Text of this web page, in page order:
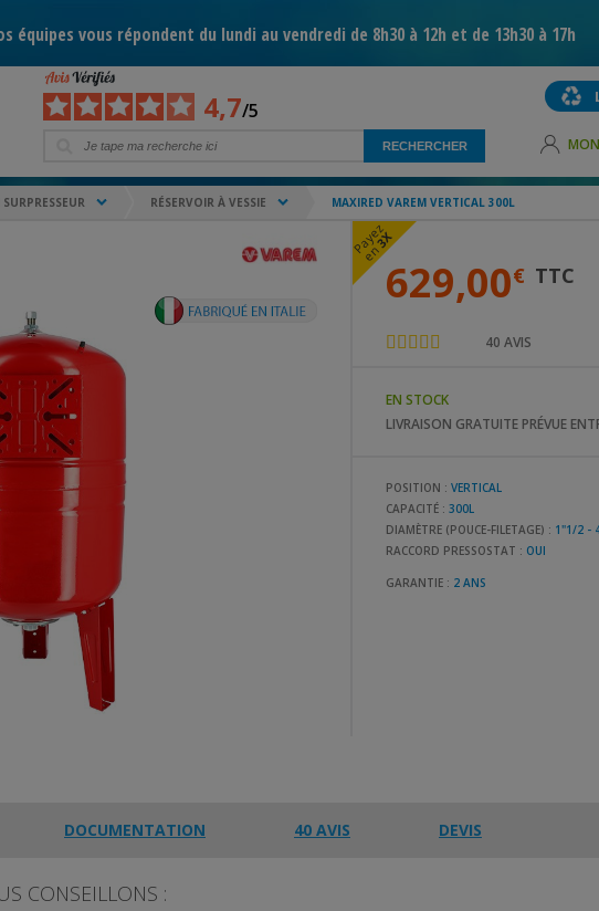
équipes vous répondent du lundi au vendredi de 8h30 à 12h et de 13h30 à 17h
4,7/5
629,00€ TTC
40 AVIS
P
a
y
e
z
e
n
3X
EN STOCK
LIVRAISON GRATUITE PRÉVUE
POSITION : VERTICAL
CAPACITÉ : 300L
DIAMÈTRE (POUCE-FILETAGE) : 1"1/2 -
RACCORD PRESSOSTAT : OUI
GARANTIE : 2 ANS
DOCUMENTATION 40 AVIS DEVIS
CONSEILLONS :
RÉSERVOIR À VESSIE MAXIRED VAREM VERTICAL 300L